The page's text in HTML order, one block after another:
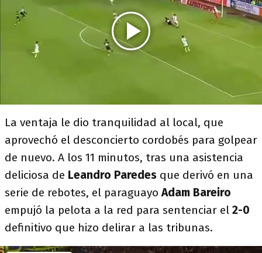
La ventaja le dio tranquilidad al local, que
aprovechó el desconcierto cordobés para golpear
de nuevo. A los 11 minutos, tras una asistencia
deliciosa de Leandro Paredes que derivó en una
serie de rebotes, el paraguayoAdam Bareiro
empujó la pelota a la red para sentenciar el 2-0
definitivo que hizo delirar a las tribunas.